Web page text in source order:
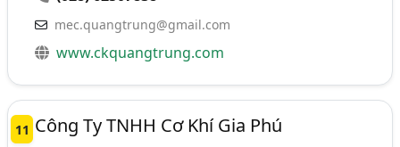
mec.quangtrung@gmail.com
www.ckquangtrung.com
11 Công Ty TNHH Cơ Khí Gia Phú